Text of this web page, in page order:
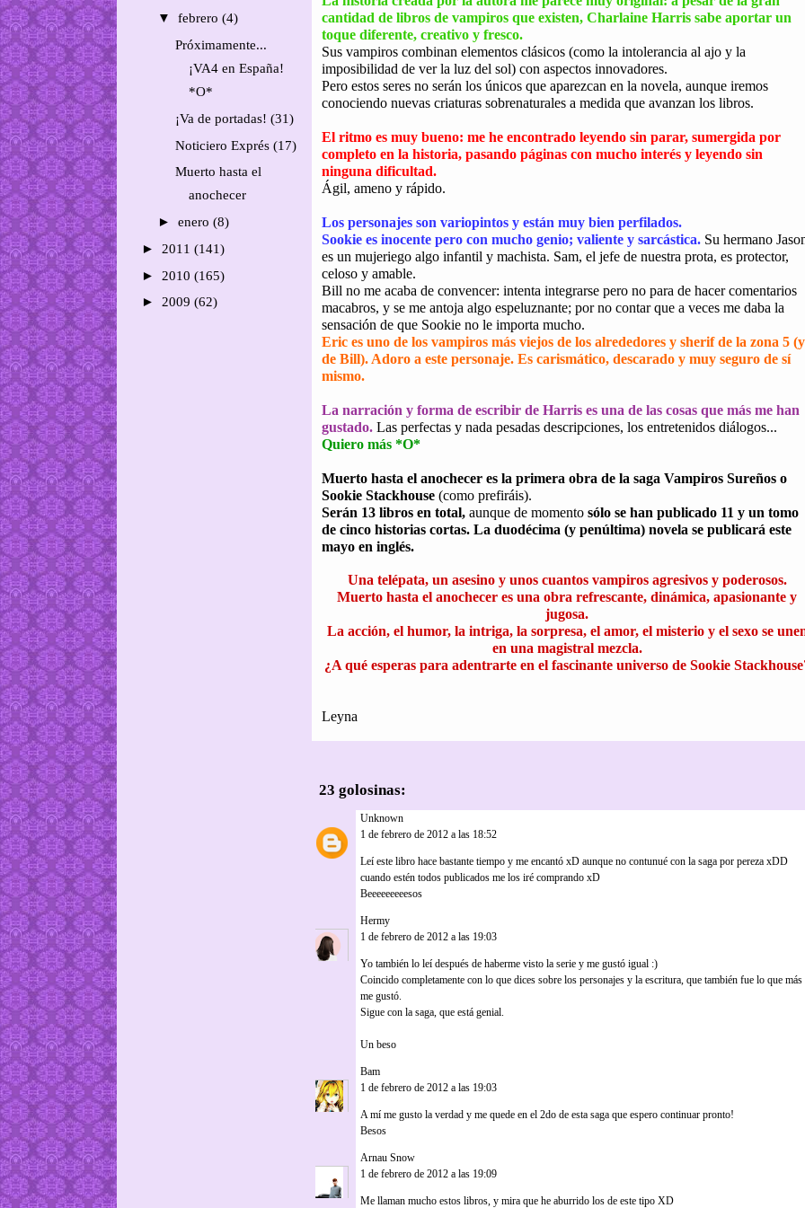
▼ febrero (4)
Próximamente...
¡VA4 en España!
*O*
¡Va de portadas! (31)
Noticiero Exprés (17)
Muerto hasta el
anochecer
► enero (8)
► 2011 (141)
► 2010 (165)
► 2009 (62)
cantidad de libros de vampiros que existen, Charlaine Harris sabe aportar un
toque diferente, creativo y fresco.
Sus vampiros combinan elementos clásicos (como la intolerancia al ajo y la
imposibilidad de ver la luz del sol) con aspectos innovadores.
Pero estos seres no serán los únicos que aparezcan en la novela, aunque iremos
conociendo nuevas criaturas sobrenaturales a medida que avanzan los libros.
El ritmo es muy bueno: me he encontrado leyendo sin parar, sumergida por
completo en la historia, pasando páginas con mucho interés y leyendo sin
ninguna dificultad.
Ágil, ameno y rápido.
Los personajes son variopintos y están muy bien perfilados.
Sookie es inocente pero con mucho genio; valiente y sarcástica. Su hermano
es un mujeriego algo infantil y machista. Sam, el jefe de nuestra prota, es protector,
celoso y amable.
Bill no me acaba de convencer: intenta integrarse pero no para de hacer comentarios
macabros, y se me antoja algo espeluznante; por no contar que a veces me daba la
sensación de que Sookie no le importa mucho.
Eric es uno de los vampiros más viejos de los alrededores y sherif de la zona 5 (y
de Bill). Adoro a este personaje. Es carismático, descarado y muy seguro de sí
mismo.
La narración y forma de escribir de Harris es una de las cosas que más me han
gustado. Las perfectas y nada pesadas descripciones, los entretenidos diálogos...
Quiero más *O*
Muerto hasta el anochecer es la primera obra de la saga Vampiros Sureños o
Sookie Stackhouse (como prefiráis).
Serán 13 libros en total, aunque de momento sólo se han publicado 11 y un tomo
de cinco historias cortas. La duodécima (y penúltima) novela se publicará este
mayo en inglés.
Una telépata, un asesino y unos cuantos vampiros agresivos y poderosos.
Muerto hasta el anochecer es una obra refrescante, dinámica, apasionante y
jugosa.
La acción, el humor, la intriga, la sorpresa, el amor, el misterio y el sexo se
en una magistral mezcla.
¿A qué esperas para adentrarte en el fascinante universo de Sookie
Leyna
23 golosinas:
Unknown
1 de febrero de 2012 a las 18:52
Leí este libro hace bastante tiempo y me encantó xD aunque no contunué con la saga por pereza xDD
cuando estén todos publicados me los iré comprando xD
Beeeeeeeeesos
Hermy
1 de febrero de 2012 a las 19:03
Yo también lo leí después de haberme visto la serie y me gustó igual :)
Coincido completamente con lo que dices sobre los personajes y la escritura, que también fue lo que más
me gustó.
Sigue con la saga, que está genial.
Un beso
Bam
1 de febrero de 2012 a las 19:03
A mí me gusto la verdad y me quede en el 2do de esta saga que espero continuar pronto!
Besos
Arnau Snow
1 de febrero de 2012 a las 19:09
Me llaman mucho estos libros, y mira que he aburrido los de este tipo XD